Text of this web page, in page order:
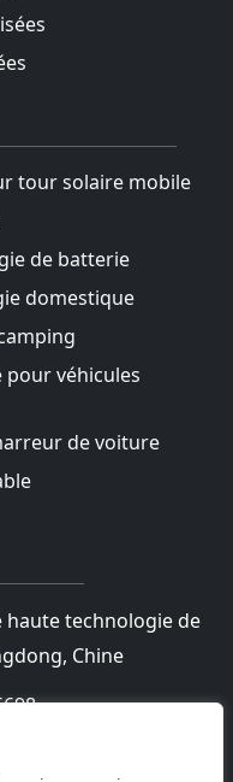
tour solaire mobile
de batterie
domestique
pour véhicules
de voiture
haute technologie de
Chine